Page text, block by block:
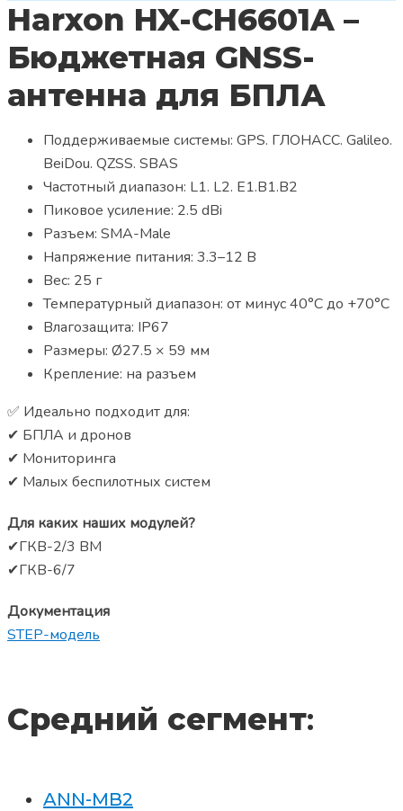
Harxon HX-CH6601A –
Бюджетная GNSS-
антенна для БПЛА
Поддерживаемые системы: GPS. ГЛОНАСС. Galileo.
BeiDou. QZSS. SBAS
Частотный диапазон: L1. L2. E1.B1.B2
Пиковое усиление: 2.5 dBi
Разъем: SMA-Male
Напряжение питания: 3.3–12 В
Вес: 25 г
Температурный диапазон: от минус 40°С до +70°С
Влагозащита: IP67
Размеры: Ø27.5 × 59 мм
Крепление: на разъем
✅ Идеально подходит для:
✔ БПЛА и дронов
✔ Мониторинга
✔ Малых беспилотных систем
Для каких наших модулей?
✔ГКВ-2/3 ВМ
✔ГКВ-6/7
Документация
STEP-модель
Средний сегмент:
ANN-MB2